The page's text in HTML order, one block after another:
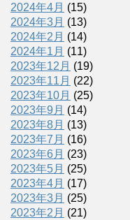
2024年4月 (15)
2024年3月 (13)
2024年2月 (14)
2024年1月 (11)
2023年12月 (19)
2023年11月 (22)
2023年10月 (25)
2023年9月 (14)
2023年8月 (13)
2023年7月 (16)
2023年6月 (23)
2023年5月 (25)
2023年4月 (17)
2023年3月 (25)
2023年2月 (21)